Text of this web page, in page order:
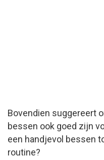
Bovendien suggereert
bessen ook goed zijn
een handjevol bessen
routine?